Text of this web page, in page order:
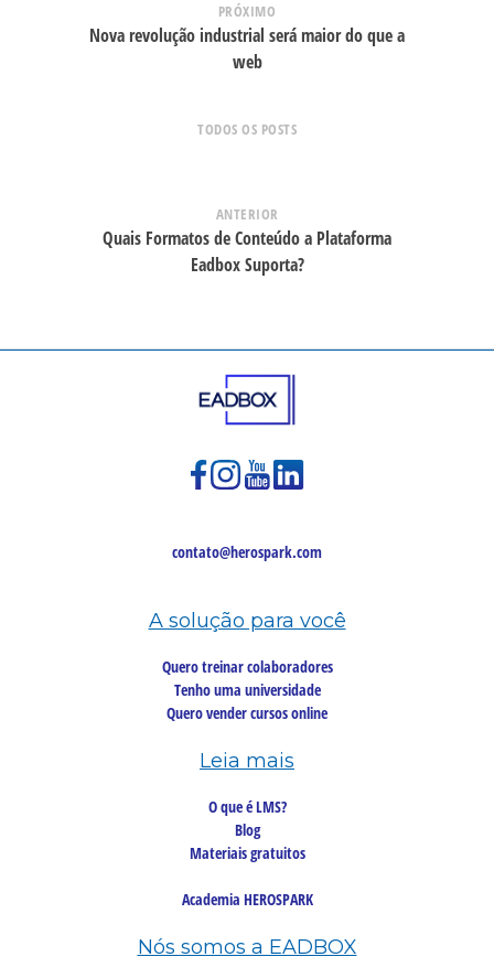
PRÓXIMO
Nova revolução industrial será maior do que a
web
TODOS OS POSTS
ANTERIOR
Quais Formatos de Conteúdo a Plataforma
Eadbox Suporta?
contato@herospark.com
A solução para você
Quero treinar colaboradores
Tenho uma universidade
Quero vender cursos online
Leia mais
O que é LMS?
Blog
Materiais gratuitos
Academia HEROSPARK
Nós somos a EADBOX